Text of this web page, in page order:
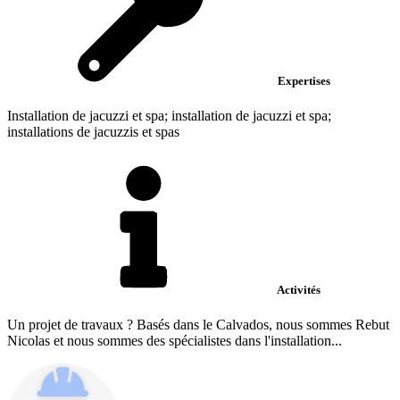
Expertises
Installation de jacuzzi et spa; installation de jacuzzi et spa;
installations de jacuzzis et spas
Activités
Un projet de travaux ? Basés dans le Calvados, nous sommes Rebut
Nicolas et nous sommes des spécialistes dans l'installation...